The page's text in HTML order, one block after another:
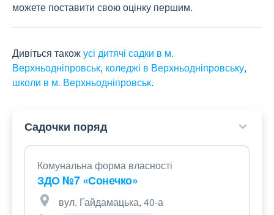
можете поставити свою оцінку першим.
Дивіться такожусі дитячі садки в м.
Верхньодніпровськ, коледжі в Верхньодніпровську,
школи в м. Верхньодніпровськ.
Садочки поряд
Комунальна форма власності
ЗДО №7 «Сонечко»
вул. Гайдамацька, 40-а